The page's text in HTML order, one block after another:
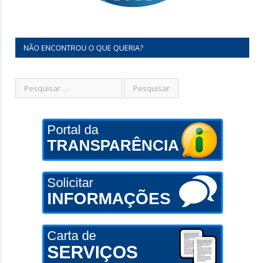
NÃO ENCONTROU O QUE QUERIA?
Portal da
TRANSPARÊNCIA
Solicitar
INFORMAÇÕES
Carta de
SERVIÇOS